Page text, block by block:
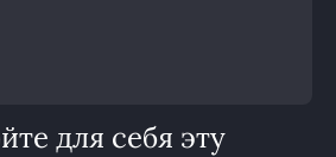
для себя эту